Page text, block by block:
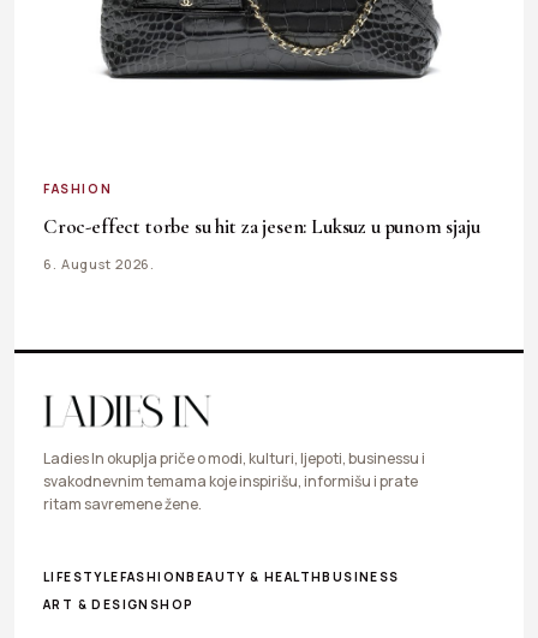
FASHION
Croc-effect torbe su hit za jesen: Luksuz u punom sjaju
6. August 2026.
Ladies In okuplja priče o modi, kulturi, ljepoti, businessu i
svakodnevnim temama koje inspirišu, informišu i prate
ritam savremene žene.
LIFESTYLEFASHIONBEAUTY & HEALTHBUSINESS
ART & DESIGN SHOP